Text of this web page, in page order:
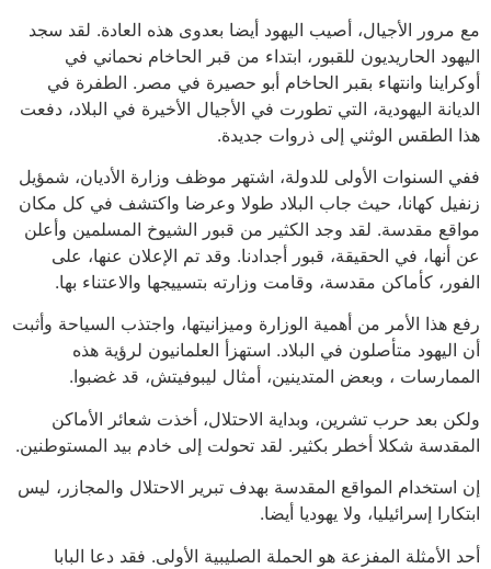
مع مرور الأجيال، أصيب اليهود أيضا بعدوى هذه العادة. لقد سجد
اليهود الحاريديون للقبور، ابتداء من قبر الحاخام نحماني في
أوكراينا وانتهاء بقبر الحاخام أبو حصيرة في مصر. الطفرة في
الديانة اليهودية، التي تطورت في الأجيال الأخيرة في البلاد، دفعت
هذا الطقس الوثني إلى ذروات جديدة.
ففي السنوات الأولى للدولة، اشتهر موظف وزارة الأديان، شمؤيل
زنفيل كهانا، حيث جاب البلاد طولا وعرضا واكتشف في كل مكان
مواقع مقدسة. لقد وجد الكثير من قبور الشيوخ المسلمين وأعلن
عن أنها، في الحقيقة، قبور أجدادنا. وقد تم الإعلان عنها، على
الفور، كأماكن مقدسة، وقامت وزارته بتسييجها والاعتناء بها.
رفع هذا الأمر من أهمية الوزارة وميزانيتها، واجتذب السياحة وأثبت
أن اليهود متأصلون في البلاد. استهزأ العلمانيون لرؤية هذه
الممارسات ، وبعض المتدينين، أمثال ليبوفيتش، قد غضبوا.
ولكن بعد حرب تشرين، وبداية الاحتلال، أخذت شعائر الأماكن
المقدسة شكلا أخطر بكثير. لقد تحولت إلى خادم بيد المستوطنين.
إن استخدام المواقع المقدسة بهدف تبرير الاحتلال والمجازر، ليس
ابتكارا إسرائيليا، ولا يهوديا أيضا.
أحد الأمثلة المفزعة هو الحملة الصليبية الأولى. فقد دعا البابا